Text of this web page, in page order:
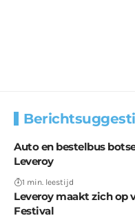
Auto en bestelbus
Leveroy
1 min. leestijd
Leveroy maakt zich op
Festival